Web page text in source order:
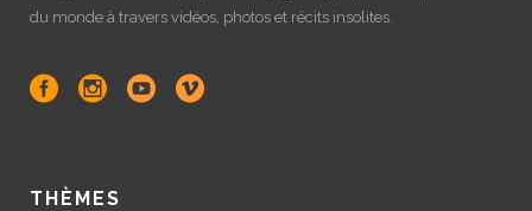
du monde à travers vidéos, photos et récits insolites.
THÈMES